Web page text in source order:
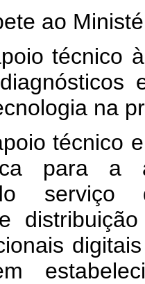
ao
técnico
na
técnico
para a
serviço